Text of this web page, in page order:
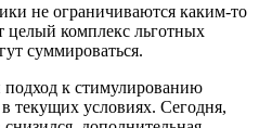
не ограничиваются каким-то
целый комплекс льготных
суммироваться.
к стимулированию
текущих условиях. Сегодня,